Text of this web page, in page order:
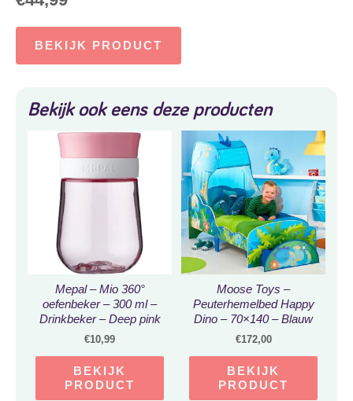
BEKIJK PRODUCT
Bekijk ook eens deze producten
Mepal – Mio 360°
oefenbeker – 300 ml –
Drinkbeker – Deep pink
€10,99
BEKIJK
PRODUCT
Moose Toys –
Peuterhemelbed Happy
Dino – 70×140 – Blauw
€172,00
BEKIJK
PRODUCT